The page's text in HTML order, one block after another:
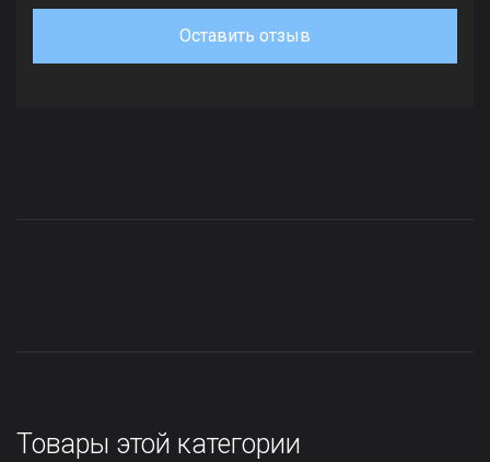
Оставить отзыв
Товары этой категории